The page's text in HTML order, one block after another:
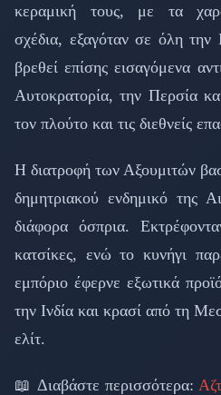
κεραμική τους, με τα
σχέδια, εξαγόταν σε όλη
βρεθεί επίσης εισαγόμενα
Αυτοκρατορία, την Περσία
τον πλούτο και τις διεθνείς
Η διατροφή των Αξουμιτών
δημητριακού ενδημικό της
διάφορα όσπρια.
κατσίκες, ενώ το κυνήγι
εμπόριο έφερνε εξωτικά
την Ινδία και κρασί από τη
ελίτ.
📖 Διαβάστε περισσότερα: